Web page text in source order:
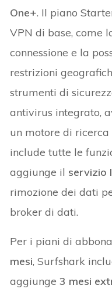
One+. Il piano
VPN di base, come
connessione e la
restrizioni
strumenti di
antivirus integrato,
un motore di
include tutte le
aggiunge il servizio
rimozione dei dati
broker di dati.
Per i piani di
mesi, Surfshark
aggiunge3 mesi